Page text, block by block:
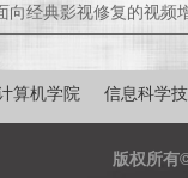
向经典影视修复的视频
算机学院 信息科学
版权所有